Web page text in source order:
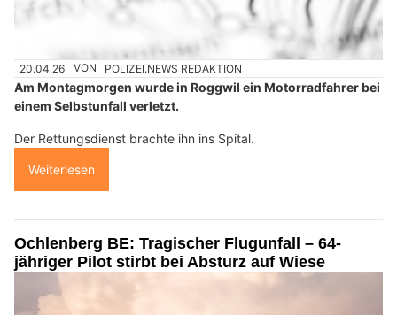
20.04.26 VON POLIZEI.NEWS REDAKTION
Am Montagmorgen wurde in Roggwil ein Motorradfahrer bei
einem Selbstunfall verletzt.
Der Rettungsdienst brachte ihn ins Spital.
Weiterlesen
Ochlenberg BE: Tragischer Flugunfall – 64-
jähriger Pilot stirbt bei Absturz auf Wiese